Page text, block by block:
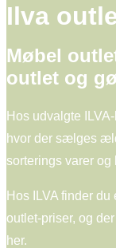
Ilva
Møbel
outlet og
Hos udvalgte
hvor der sælges
sorterings varer
Hos ILVA finder
outlet-priser, og
her.